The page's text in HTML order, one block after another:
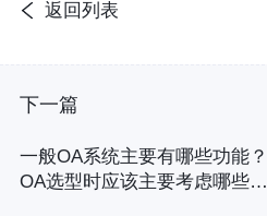
返回列表
下一篇
一般OA系统主要有哪些功能？
OA选型时应该主要考虑哪些因